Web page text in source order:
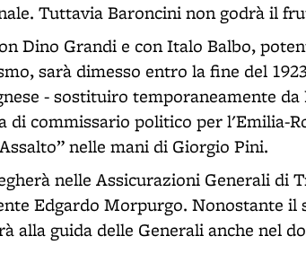
Tuttavia Baroncini non godrà il
Dino Grandi e con Italo Balbo,
sarà dimesso entro la fine del
- sostituiro temporaneamente
di commissario politico per l'Emilia-
nelle mani di Giorgio Pini.
nelle Assicurazioni Generali di
Edgardo Morpurgo. Nonostante il
alla guida delle Generali anche nel